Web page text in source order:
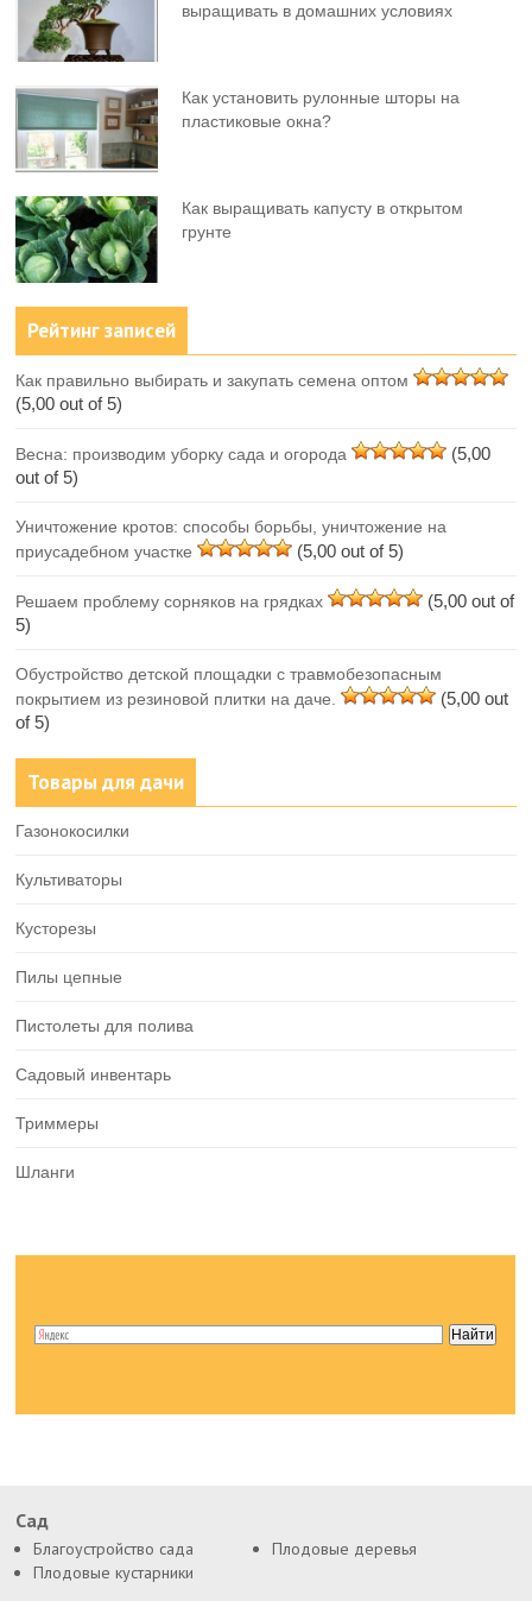
выращивать в домашних условиях
Как установить рулонные шторы на
пластиковые окна?
Как выращивать капусту в открытом
грунте
Рейтинг записей
Как правильно выбирать и закупать семена оптом
(5,00 out of 5)
Весна: производим уборку сада и огорода
(5,00
out of 5)
Уничтожение кротов: способы борьбы, уничтожение на
приусадебном участке
(5,00 out of 5)
Решаем проблему сорняков на грядках
(5,00 out of
5)
Обустройство детской площадки с травмобезопасным
покрытием из резиновой плитки на даче.
(5,00 out
of 5)
Товары для дачи
Газонокосилки
Культиваторы
Кусторезы
Пилы цепные
Пистолеты для полива
Садовый инвентарь
Триммеры
Шланги
Сад
Благоустройство сада
Плодовые деревья
Плодовые кустарники